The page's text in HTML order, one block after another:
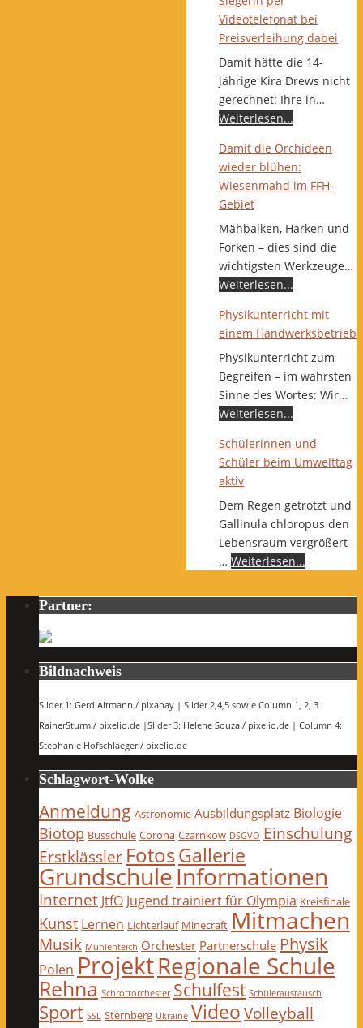
Videotelefonat bei
Preisverleihung dabei
Damit hätte die 14-
jährige Kira Drews nicht
gerechnet: Ihre in…
Weiterlesen...
Damit die Orchideen
wieder blühen:
Wiesenmahd im FFH-
Gebiet
Mähbalken, Harken und
Forken – dies sind die
wichtigsten Werkzeuge…
Weiterlesen...
Physikunterricht mit
einem Handwerksbetrieb
Physikunterricht zum
Begreifen – im wahrsten
Sinne des Wortes: Wir…
Weiterlesen...
Schülerinnen und
Schüler beim Umwelttag
aktiv
Dem Regen getrotzt und
Gallinula chloropus den
Lebensraum vergrößert –
… Weiterlesen...
Partner:
Bildnachweis
Slider 1: Gerd Altmann / pixabay | Slider 2,4,5 sowie Column 1, 2, 3 :
RainerSturm / pixelio.de |Slider 3: Helene Souza / pixelio.de | Column 4:
Stephanie Hofschlaeger / pixelio.de
Schlagwort-Wolke
Anmeldung Astronomie Ausbildungsplatz Biologie
Biotop Busschule Corona Czarnkow DSGVO Einschulung
Erstklässler FotosGallerie
GrundschuleInformationen
Internet JtfO Jugend trainiert für Olympia Kreisfinale
Kunst Lernen Lichterlauf Minecraft Mitmachen
Musik Mühlenteich Orchester Partnerschule Physik
Polen ProjektRegionale Schule
Rehna Schrottorchester Schulfest Schüleraustausch
Sport SSL Sternberg Ukraine VideoVolleyball